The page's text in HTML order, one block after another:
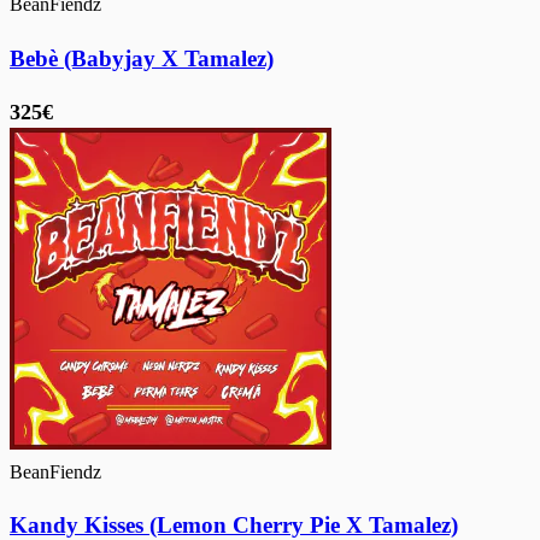
BeanFiendz
Bebè (Babyjay X Tamalez)
325€
BeanFiendz
Kandy Kisses (Lemon Cherry Pie X Tamalez)